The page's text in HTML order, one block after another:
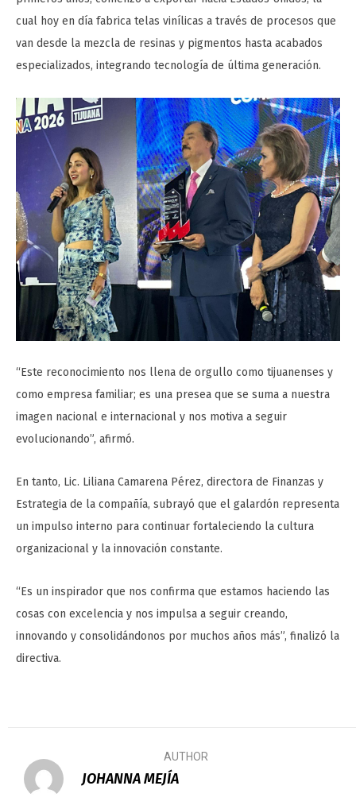
cual hoy en día fabrica telas vinílicas a través de procesos que
van desde la mezcla de resinas y pigmentos hasta acabados
especializados, integrando tecnología de última generación.
“Este reconocimiento nos llena de orgullo como tijuanenses y
como empresa familiar; es una presea que se suma a nuestra
imagen nacional e internacional y nos motiva a seguir
evolucionando”, afirmó.
En tanto, Lic. Liliana Camarena Pérez, directora de Finanzas y
Estrategia de la compañía, subrayó que el galardón representa
un impulso interno para continuar fortaleciendo la cultura
organizacional y la innovación constante.
“Es un inspirador que nos confirma que estamos haciendo las
cosas con excelencia y nos impulsa a seguir creando,
innovando y consolidándonos por muchos años más”, finalizó la
directiva.
AUTHOR
JOHANNA MEJÍA